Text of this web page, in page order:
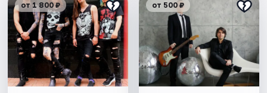
от 1 800 ₽ от 500 ₽